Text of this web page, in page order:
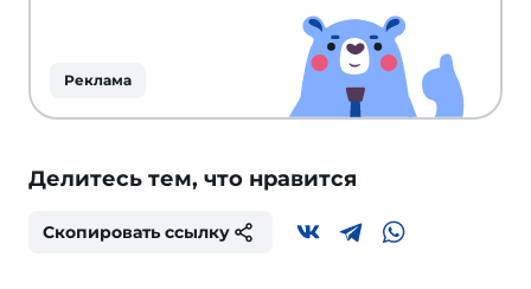
Реклама
Делитесь тем, что нравится
Скопировать ссылку